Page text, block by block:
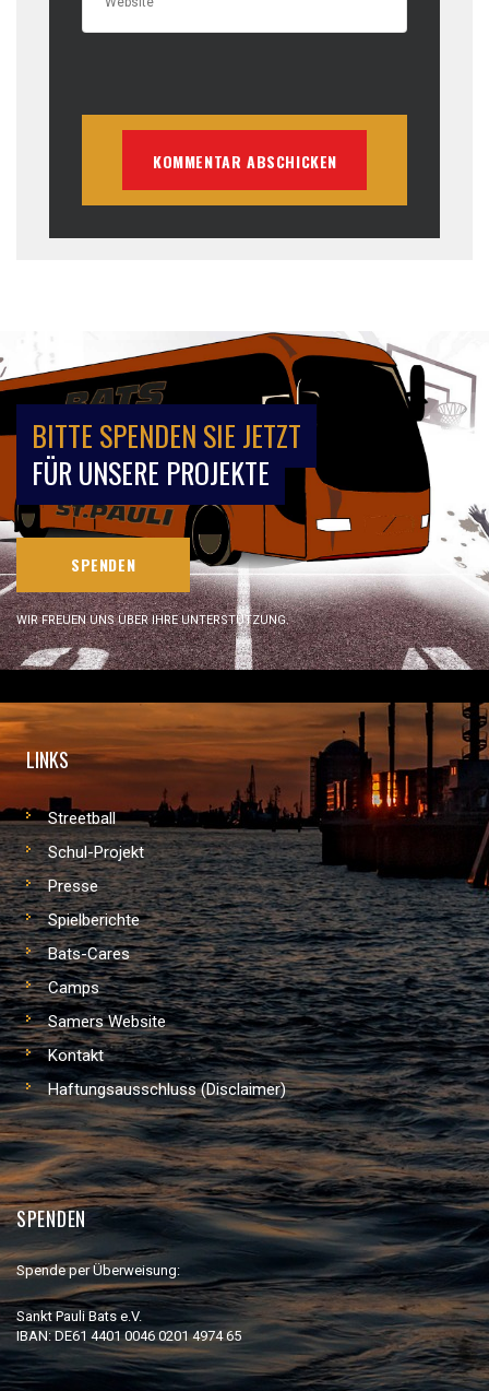
BITTE SPENDEN SIE JETZT
FÜR UNSERE PROJEKTE
SPENDEN
WIR FREUEN UNS ÜBER IHRE UNTERSTÜTZUNG.
LINKS
Streetball
Schul-Projekt
Presse
Spielberichte
Bats-Cares
Camps
Samers Website
Kontakt
Haftungsausschluss (Disclaimer)
SPENDEN
Spende per Überweisung:
Sankt Pauli Bats e.V.
IBAN: DE61 4401 0046 0201 4974 65